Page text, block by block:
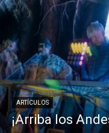
ARTÍCULOS
¡Arriba los